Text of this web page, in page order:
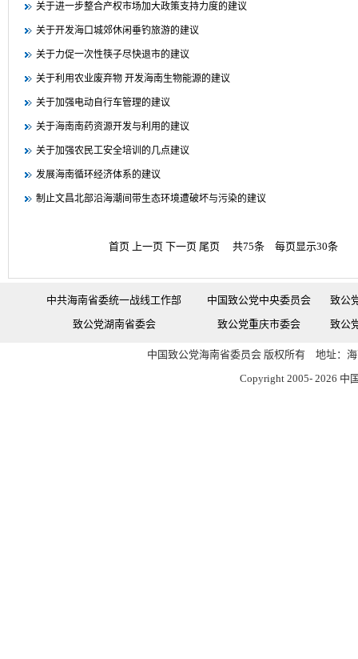
关于进一步整合产权市场加大政策支持力度的建议
关于开发海口城郊休闲垂钓旅游的建议
关于力促一次性筷子尽快退市的建议
关于利用农业废弃物 开发海南生物能源的建议
关于加强电动自行车管理的建议
关于海南南药资源开发与利用的建议
关于加强农民工安全培训的几点建议
发展海南循环经济体系的建议
制止文昌北部沿海潮间带生态环境遭破坏与污染的建议
首页 上一页 下一页 尾页 共75条 每页显示30条
中共海南省委统一战线工作部 中国致公党中央委员会
致公
致公党湖南省委会
致公党重庆市委会 致公
中国致公党海南省委员会 版权所有 地址：
Copyright 2005- 2026 中